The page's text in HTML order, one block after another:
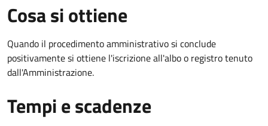
Cosa si ottiene
Quando il procedimento amministrativo si conclude
positivamente si ottiene l'iscrizione all'albo o registro tenuto
dall'Amministrazione.
Tempi e scadenze